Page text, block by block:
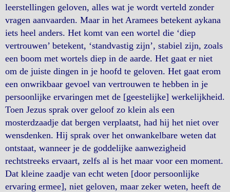
leerstellingen geloven, alles wat je wordt verteld zonder
vragen aanvaarden. Maar in het Aramees betekent aykana
iets heel anders. Het komt van een wortel die ‘diep
vertrouwen’ betekent, ‘standvastig zijn’, stabiel zijn, zoals
een boom met wortels diep in de aarde. Het gaat er niet
om de juiste dingen in je hoofd te geloven. Het gaat erom
een onwrikbaar gevoel van vertrouwen te hebben in je
persoonlijke ervaringen met de [geestelijke] werkelijkheid.
Toen Jezus sprak over geloof zo klein als een
mosterdzaadje dat bergen verplaatst, had hij het niet over
wensdenken. Hij sprak over het onwankelbare weten dat
ontstaat, wanneer je de goddelijke aanwezigheid
rechtstreeks ervaart, zelfs al is het maar voor een moment.
Dat kleine zaadje van echt weten [door persoonlijke
ervaring ermee], niet geloven, maar zeker weten, heeft de